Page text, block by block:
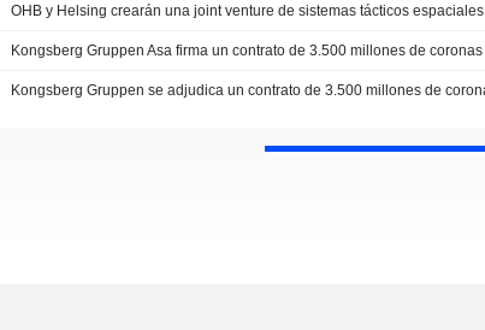
OHB y Helsing crearán una joint venture de sistemas tácticos espaciales